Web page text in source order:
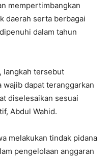
mempertimbangkan
daerah serta berbagai
dalam tahun
langkah tersebut
dapat teranggarkan
diselesaikan sesuai
Abdul Wahid.
melakukan tindak pidana
pengelolaan anggaran